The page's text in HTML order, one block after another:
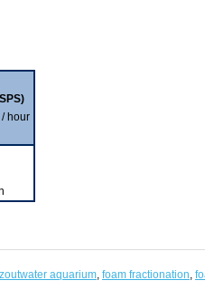
hour
zoutwater aquarium, foam fractionation,